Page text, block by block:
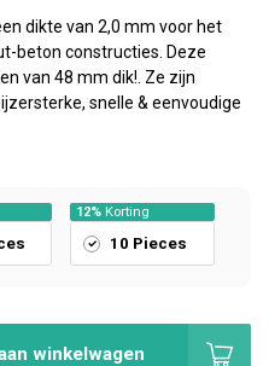
dikte van 2,0 mm voor het
beton constructies. Deze
van 48 mm dik!. Ze zijn
snelle & eenvoudige
12% Korting
10 Pieces
winkelwagen